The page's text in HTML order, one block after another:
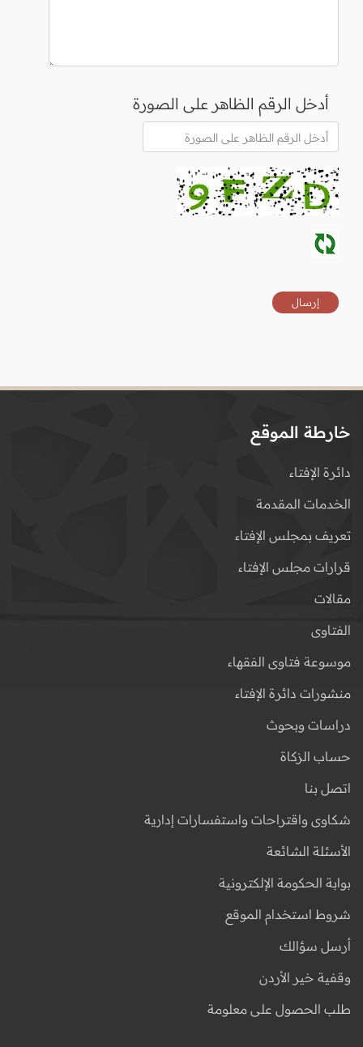
أدخل الرقم الظاهر على الصورة
خارطة الموقع
دائرة الإفتاء
الخدمات المقدمة
تعريف بمجلس الإفتاء
قرارات مجلس الإفتاء
مقالات
الفتاوى
موسوعة فتاوى الفقهاء
منشورات دائرة الإفتاء
دراسات وبحوث
حساب الزكاة
اتصل بنا
شكاوى واقتراحات واستفسارات إدارية
الأسئلة الشائعة
بوابة الحكومة الإلكترونية
شروط استخدام الموقع
أرسل سؤالك
وقفية خير الأردن
طلب الحصول على معلومة